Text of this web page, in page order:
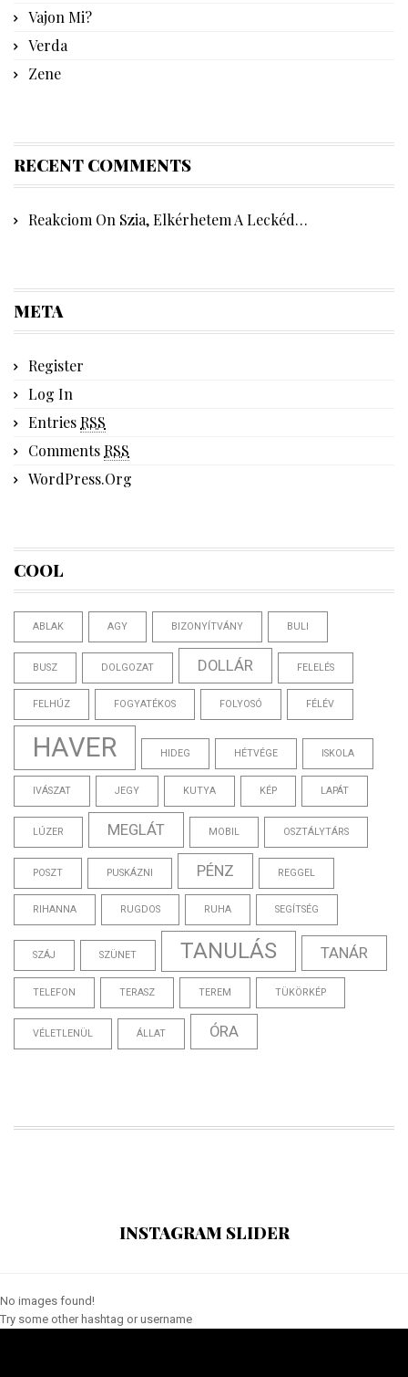
Vajon Mi?
Verda
Zene
RECENT COMMENTS
Reakciom On Szia, Elkérhetem A Leckéd…
META
Register
Log In
EntriesRSS
CommentsRSS
WordPress.org
COOL
ABLAK AGY BIZONYÍTVÁNY BULI
BUSZ DOLGOZAT DOLLÁR FELELÉS
FELHÚZ FOGYATÉKOS FOLYOSÓ FÉLÉV
HAVER HIDEG HÉTVÉGE ISKOLA
IVÁSZAT JEGY KUTYA KÉP LAPÁT
LÚZER MEGLÁT MOBIL OSZTÁLYTÁRS
POSZT PUSKÁZNI PÉNZ REGGEL
RIHANNA RUGDOS RUHA SEGÍTSÉG
SZÁJ SZÜNET TANULÁS TANÁR
TELEFON TERASZ TEREM TÜKÖRKÉP
VÉLETLENÜL ÁLLAT ÓRA
INSTAGRAM SLIDER
No images found!
Try some other hashtag or username